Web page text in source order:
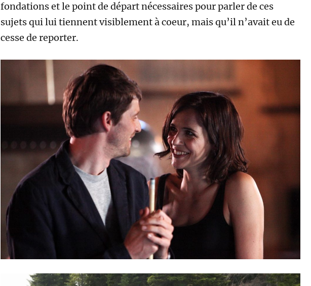
fondations et le point de départ nécessaires pour parler de ces
sujets qui lui tiennent visiblement à coeur, mais qu’il n’avait eu de
cesse de reporter.